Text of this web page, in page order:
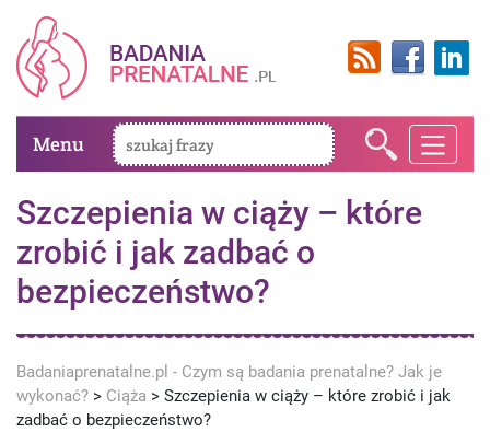
Menu
Szczepienia w ciąży – które
zrobić i jak zadbać o
bezpieczeństwo?
Badaniaprenatalne.pl - Czym są badania prenatalne? Jak je
wykonać? > Ciąża > Szczepienia w ciąży – które zrobić i jak
zadbać o bezpieczeństwo?